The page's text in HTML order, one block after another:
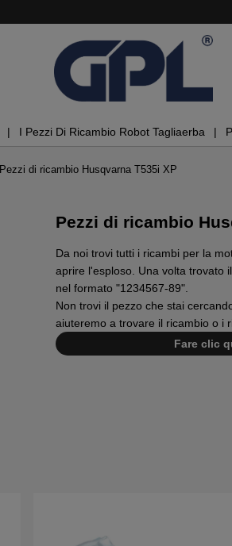
I Pezzi Di Ricambio Robot Tagliaerba
Pezzi di ricambio Husqvarna T535i XP
Pezzi di ricambio
Da noi trovi tutti i ricambi per la
aprire l'esploso. Una volta trovato
nel formato "1234567-89".
Non trovi il pezzo che stai
aiuteremo a trovare il ricambio o i
Fare clic